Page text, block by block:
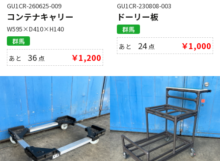
GU1CR-260625-009
コンテナキャリー
W595×D410×H140
群馬
あと36 点 ￥1,200
GU1CR-230808-003
ドーリー板
群馬
あと 24点 ￥1,000